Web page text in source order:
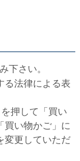
下さい。
る法律による表
を押して「買い
買い物かご」に
変更していただ